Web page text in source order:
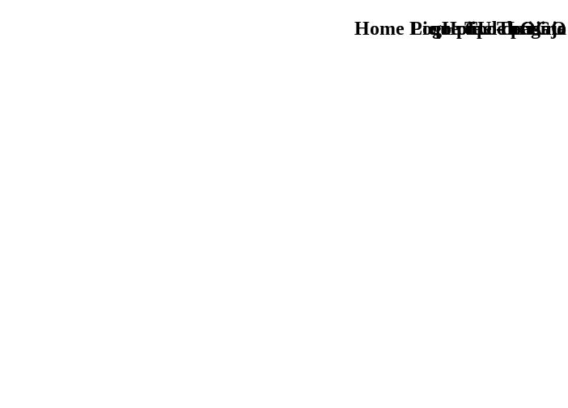
TU - LOGO
que tipo de viaje
Home Logo pie de página
Pie Home Turismo